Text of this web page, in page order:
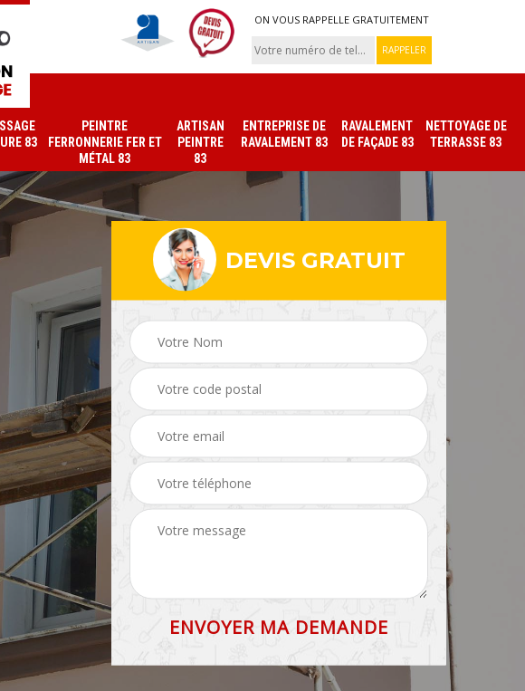
ON VOUS RAPPELLE GRATUITEMENT
83
PEINTRE
FERRONNERIE FER ET
MÉTAL 83
ARTISAN
PEINTRE
83
ENTREPRISE DE
RAVALEMENT 83
RAVALEMENT
DE FAÇADE 83
NETTOYAGE DE
TERRASSE 83
Nettoyage de façade
83 Peintre intérieur 83 Peinture sur tuile et
toiture 83
DEVIS GRATUIT